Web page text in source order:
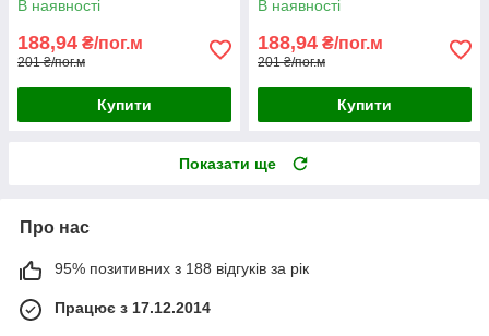
В наявності
188,94 ₴/пог.м
201 ₴/пог.м
Купити
В наявності
188,94 ₴/пог.м
201 ₴/пог.м
Купити
Показати ще
Про нас
95% позитивних з 188 відгуків за рік
Працює з 17.12.2014